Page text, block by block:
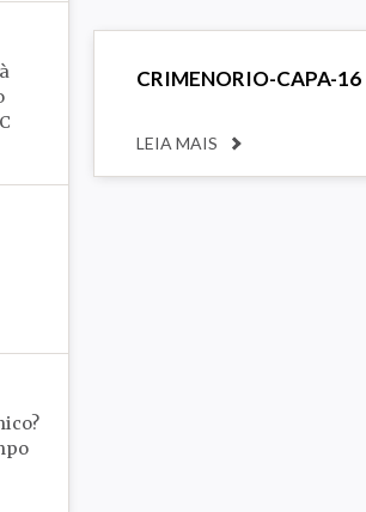
CRIMENORIO-CAPA-16
LEIA MAIS